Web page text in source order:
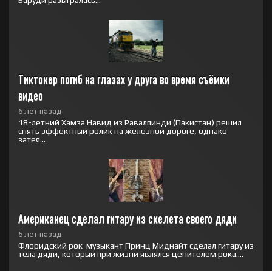
Тиктокер погиб на глазах у друга во время съёмки
видео
6 лет назад
18-летний Хамза Навид из Равалпинди (Пакистан) решил
снять эффектный ролик на железной дороге, однако
затея...
Американец сделал гитару из скелета своего дяди
5 лет назад
Флоридский рок-музыкант Принц Миднайт сделал гитару из
тела дяди, который при жизни являлся ценителем рока....